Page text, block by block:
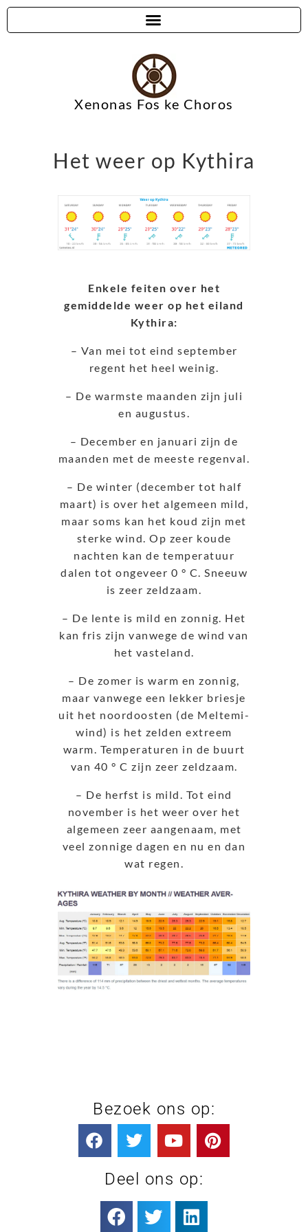
Xenonas Fos ke Choros
Het weer op Kythira
Enkele feiten over het
gemiddelde weer op het eiland
Kythira:
– Van mei tot eind september
regent het heel weinig.
– De warmste maanden zijn juli
en augustus.
– December en januari zijn de
maanden met de meeste regenval.
– De winter (december tot half
maart) is over het algemeen mild,
maar soms kan het koud zijn met
sterke wind. Op zeer koude
nachten kan de temperatuur
dalen tot ongeveer 0 ° C. Sneeuw
is zeer zeldzaam.
– De lente is mild en zonnig. Het
kan fris zijn vanwege de wind van
het vasteland.
– De zomer is warm en zonnig,
maar vanwege een lekker briesje
uit het noordoosten (de Meltemi-
wind) is het zelden extreem
warm. Temperaturen in de buurt
van 40 ° C zijn zeer zeldzaam.
– De herfst is mild. Tot eind
november is het weer over het
algemeen zeer aangenaam, met
veel zonnige dagen en nu en dan
wat regen.
Bezoek ons op:
Deel ons op: